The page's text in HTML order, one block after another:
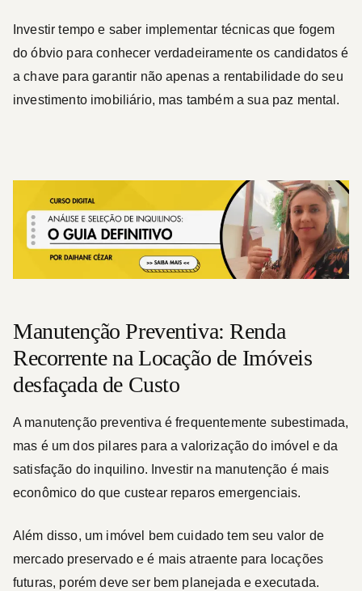
Investir tempo e saber implementar técnicas que fogem
do óbvio para conhecer verdadeiramente os candidatos é
a chave para garantir não apenas a rentabilidade do seu
investimento imobiliário, mas também a sua paz mental.
Manutenção Preventiva: Renda
Recorrente na Locação de Imóveis
desfaçada de Custo
A manutenção preventiva é frequentemente subestimada,
mas é um dos pilares para a valorização do imóvel e da
satisfação do inquilino. Investir na manutenção é mais
econômico do que custear reparos emergenciais.
Além disso, um imóvel bem cuidado tem seu valor de
mercado preservado e é mais atraente para locações
futuras, porém deve ser bem planejada e executada.